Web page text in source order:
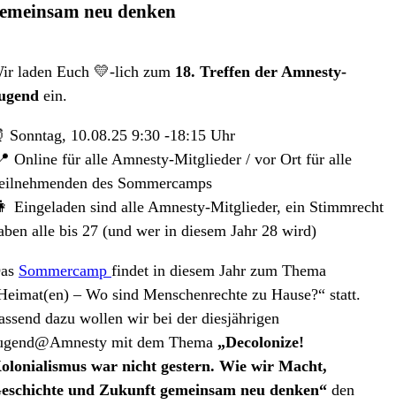
neu denken
laden Euch 💛-lich zum 18. Treffen der Amnesty-
ein.
Sonntag, 10.08.25 9:30 -18:15 Uhr
Online für alle Amnesty-Mitglieder / vor Ort für alle
des Sommercamps
Eingeladen sind alle Amnesty-Mitglieder, ein Stimmrecht
alle bis 27 (und wer in diesem Jahr 28 wird)
Sommercamp findet in diesem Jahr zum Thema
– Wo sind Menschenrechte zu Hause?“ statt.
dazu wollen wir bei der diesjährigen
mit dem Thema „Decolonize!
war nicht gestern. Wie wir Macht,
und Zukunft gemeinsam neu denken“ den